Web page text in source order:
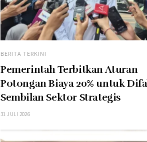
BERITA TERKINI
Pemerintah Terbitkan Aturan
Potongan Biaya 20% untuk
Sembilan Sektor Strategis
31 JULI 2026